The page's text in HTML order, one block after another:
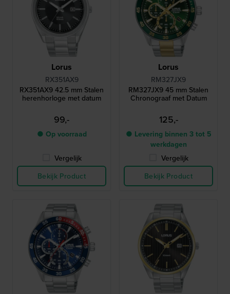
Lorus
RX351AX9
RX351AX9 42.5 mm Stalen
herenhorloge met datum
99,-
● Op voorraad
Vergelijk
Bekijk Product
Lorus
RM327JX9
RM327JX9 45 mm Stalen
Chronograaf met Datum
125,-
● Levering binnen 3 tot 5
werkdagen
Vergelijk
Bekijk Product